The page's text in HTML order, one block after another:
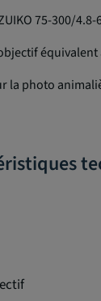
75-300/4.8-
équivalent
la photo